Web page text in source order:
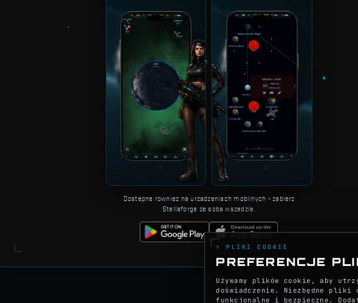
Dostepne rowniez na urzadzeniach mobilnych - zabierz
Stellaforge ze soba wszedzie.
> PLIKI COOKIE
PREFERENCJE
Używamy plików cookie, aby
doświadczenie. Niezbędne pliki
funkcjonalne i bezpieczne.